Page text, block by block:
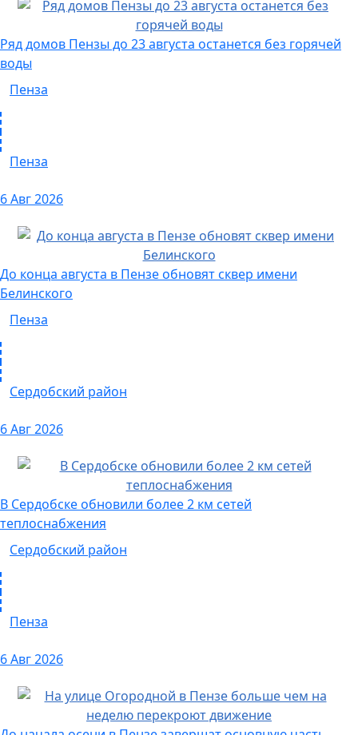
Ряд домов Пензы до 23 августа останется без горячей
воды
Пенза
Пенза
6 Авг 2026
До конца августа в Пензе обновят сквер имени
Белинского
Пенза
Сердобский район
6 Авг 2026
В Сердобске обновили более 2 км сетей
теплоснабжения
Сердобский район
Пенза
6 Авг 2026